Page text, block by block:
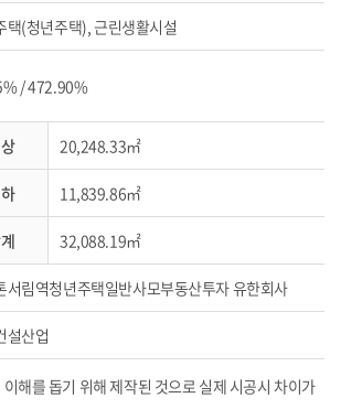
택(청년주택), 근린생활시설
/ 472.90%
20,248.33㎡
11,839.86㎡
32,088.19㎡
서림역청년주택일반사모부동산투자 유한회사
설산업
해를 돕기 위해 제작된 것으로 실제 시공시 차이가